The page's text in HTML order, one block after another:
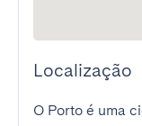
Localização
O Porto é uma